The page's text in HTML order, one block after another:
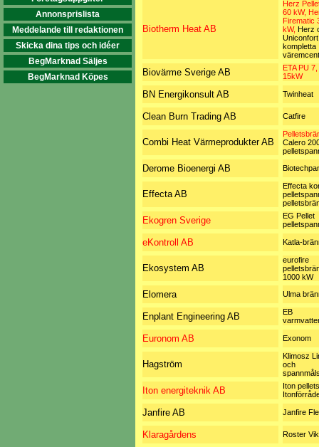
Annonsprislista
Meddelande till redaktionen
Skicka dina tips och idéer
BegMarknad Säljes
BegMarknad Köpes
Biotherm Heat AB
Herz
60 kW,
Firematic
kW, Herz
kompletta
Biovärme Sverige AB
ETA PU
15kW
BN Energikonsult AB Twinheat
Clean Burn Trading AB Catfire
Combi Heat Värmeprodukter AB
Calero
Derome Bioenergi AB
Effecta AB
Effecta
Ekogren Sverige
EG Pellet
eKontroll AB Katla-
Ekosystem AB
eurofire
1000 kW
Elomera Ulma
Enplant Engineering AB
EB
Euronom AB Exonom
Hagström
Klimosz
och
Iton energiteknik AB
Iton
Janfire AB Janfire
Klaragårdens Roster